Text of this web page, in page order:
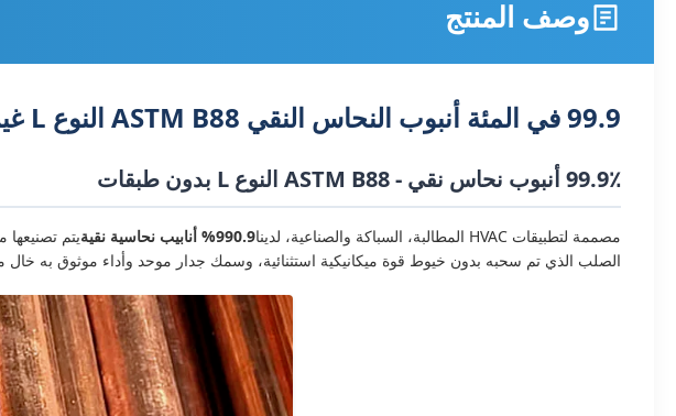
وصف المنتج
99.9 في المئة أنبوب النحاس النقي ASTM B88 النوع L غير سلس C12200 1/4-4 بوصة OD مقاوم للتآكل للأنابيب HVAC
99.9٪ أنبوب نحاس نقي - ASTM B88 النوع L بدون طبقات
مصممة لتطبيقات HVAC المطالبة، السباكة والصناعية، لدينا 990.9% أنابيب نحاسية نقية يتم تصنيعها
الصلب الذي تم سحبه بدون خيوط قوة ميكانيكية استثنائية، وسمك جدار موحد وأداء موثوق به